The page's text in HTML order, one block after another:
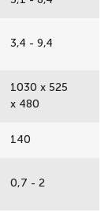
3,4 - 9,4
1030 x 525
x 480
140
0,7 - 2